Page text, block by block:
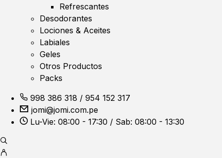
Refrescantes
Desodorantes
Lociones & Aceites
Labiales
Geles
Otros Productos
Packs
998 386 318 / 954 152 317
jomi@jomi.com.pe
Lu-Vie: 08:00 - 17:30 / Sab: 08:00 - 13:30